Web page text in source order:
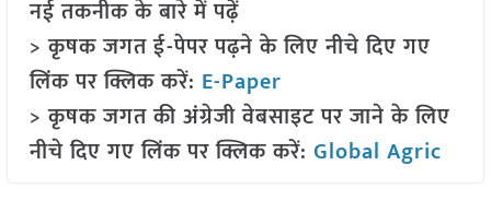
नई तकनीक के बारे में पढ़ें
> कृषक जगत ई-पेपर पढ़ने के लिए नीचे दिए गए
लिंक पर क्लिक करें: E-Paper
> कृषक जगत की अंग्रेजी वेबसाइट पर जाने के लिए
नीचे दिए गए लिंक पर क्लिक करें: Global Agric